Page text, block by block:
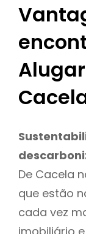
De Cacela
que estão
cada vez